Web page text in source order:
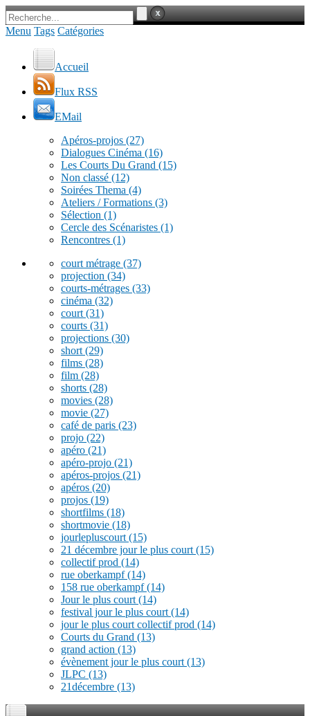
Menu Tags Catégories
Accueil
Flux RSS
EMail
Apéros-projos (27)
Dialogues Cinéma (16)
Les Courts Du Grand (15)
Non classé (12)
Soirées Thema (4)
Ateliers / Formations (3)
Sélection (1)
Cercle des Scénaristes (1)
Rencontres (1)
court métrage (37)
projection (34)
courts-métrages (33)
cinéma (32)
court (31)
courts (31)
projections (30)
short (29)
films (28)
film (28)
shorts (28)
movies (28)
movie (27)
café de paris (23)
projo (22)
apéro (21)
apéro-projo (21)
apéros-projos (21)
apéros (20)
projos (19)
shortfilms (18)
shortmovie (18)
jourlepluscourt (15)
21 décembre jour le plus court (15)
collectif prod (14)
rue oberkampf(14)
158 rue oberkampf(14)
Jour le plus court (14)
festival jour le plus court (14)
jour le plus court collectif prod (14)
Courts du Grand (13)
grand action (13)
évènement jour le plus court (13)
JLPC (13)
21décembre (13)